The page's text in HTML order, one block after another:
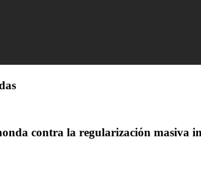
contra la regularización masiva